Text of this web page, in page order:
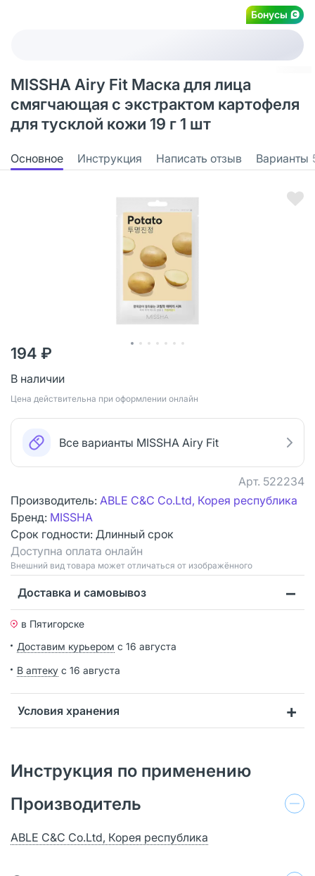
Бонусы
MISSHA Airy Fit Маска для лица
смягчающая с экстрактом картофеля
для тусклой кожи 19 г 1 шт
Основное Инструкция Написать отзыв Варианты
194 ₽
В наличии
Цена действительна при оформлении онлайн
Все варианты MISSHA Airy Fit
Арт. 522234
Производитель: ABLE C&C Co.Ltd, Корея республика
Бренд: MISSHA
Срок годности: Длинный срок
Доступна оплата онлайн
Bнешний вид товара может отличаться от изображённого
Доставка и самовывоз
в Пятигорске
Доставим курьером с 16 августа
В аптеку с 16 августа
Условия хранения
Инструкция по применению
Производитель
ABLE C&C Co.Ltd, Корея республика